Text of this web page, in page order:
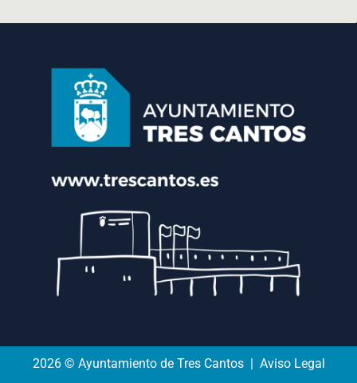
2026 © Ayuntamiento de Tres Cantos | Aviso Legal